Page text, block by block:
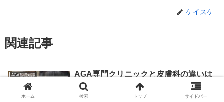
ケイスケ
関連記事
AGA基礎知識
AGA専門クリニックと皮膚科の違いは
何？実際に薄毛治療をしている私が解
説します！
ホーム 検索 トップ サイドバー